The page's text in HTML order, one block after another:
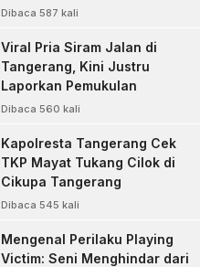
Sekolah
Dibaca 587 kali
Viral Pria Siram Jalan di
Tangerang, Kini Justru
Laporkan Pemukulan
Dibaca 560 kali
Kapolresta Tangerang Cek
TKP Mayat Tukang Cilok di
Cikupa Tangerang
Dibaca 545 kali
Mengenal Perilaku Playing
Victim: Seni Menghindar dari